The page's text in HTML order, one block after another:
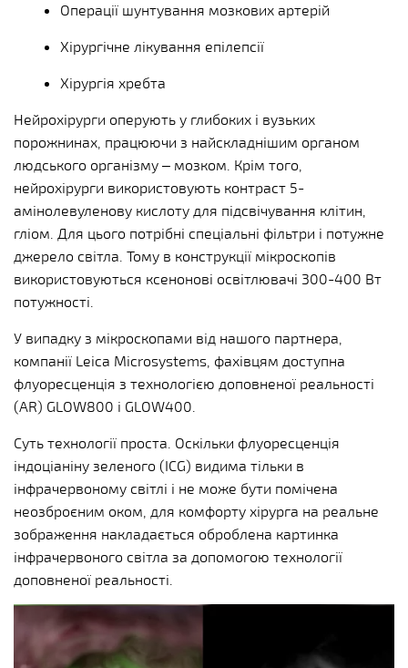
Операції шунтування мозкових артерій
Хірургічне лікування епілепсії
Хірургія хребта
Нейрохірурги оперують у глибоких і вузьких
порожнинах, працюючи з найскладнішим органом
людського організму – мозком. Крім того,
нейрохірурги використовують контраст 5-
амінолевуленову кислоту для підсвічування клітин,
гліом. Для цього потрібні спеціальні фільтри і потужне
джерело світла. Тому в конструкції мікроскопів
використовуються ксенонові освітлювачі 300-400 Вт
потужності.
У випадку з мікроскопами від нашого партнера,
компанії Leica Microsystems, фахівцям доступна
флуоресценція з технологією доповненої реальності
(AR) GLOW800 і GLOW400.
Суть технології проста. Оскільки флуоресценція
індоціаніну зеленого (ICG) видима тільки в
інфрачервоному світлі і не може бути помічена
неозброєним оком, для комфорту хірурга на реальне
зображення накладається оброблена картинка
інфрачервоного світла за допомогою технології
доповненої реальності.